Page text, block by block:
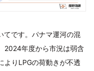
てです。パナマ運河の混
2024年度から市況は弱含
よりLPGの荷動きが不透